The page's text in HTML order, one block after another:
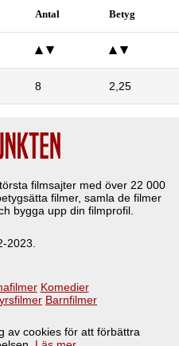
Antal Betyg
8 2,25
filmsajter med över 22 000
filmer, samla de filmer
bygga upp din filmprofil.
2023.
Komedier
Barnfilmer
av cookies för att förbättra